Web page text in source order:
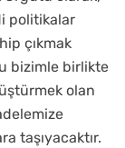
politikalar
çıkmak
bizimle birlikte
olan
taşıyacaktır.